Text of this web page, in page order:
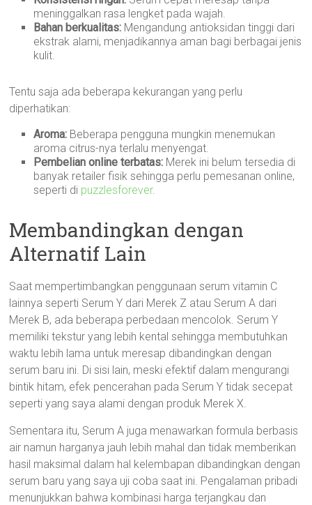
meninggalkan rasa lengket pada wajah.
Bahan berkualitas: Mengandung antioksidan tinggi dari
ekstrak alami, menjadikannya aman bagi berbagai jenis
kulit.
Tentu saja ada beberapa kekurangan yang perlu
diperhatikan:
Aroma: Beberapa pengguna mungkin menemukan
aroma citrus-nya terlalu menyengat.
Pembelian online terbatas: Merek ini belum tersedia di
banyak retailer fisik sehingga perlu pemesanan online,
seperti di puzzlesforever.
Membandingkan dengan
Alternatif Lain
Saat mempertimbangkan penggunaan serum vitamin C
lainnya seperti Serum Y dari Merek Z atau Serum A dari
Merek B, ada beberapa perbedaan mencolok. Serum Y
memiliki tekstur yang lebih kental sehingga membutuhkan
waktu lebih lama untuk meresap dibandingkan dengan
serum baru ini. Di sisi lain, meski efektif dalam mengurangi
bintik hitam, efek pencerahan pada Serum Y tidak secepat
seperti yang saya alami dengan produk Merek X.
Sementara itu, Serum A juga menawarkan formula berbasis
air namun harganya jauh lebih mahal dan tidak memberikan
hasil maksimal dalam hal kelembapan dibandingkan dengan
serum baru yang saya uji coba saat ini. Pengalaman pribadi
menunjukkan bahwa kombinasi harga terjangkau dan